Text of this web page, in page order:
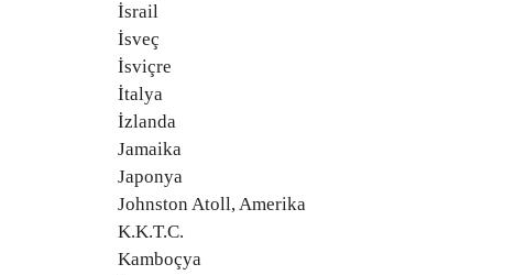
İsrail
İsveç
İsviçre
İtalya
İzlanda
Jamaika
Japonya
Johnston Atoll, Amerika
K.K.T.C.
Kamboçya